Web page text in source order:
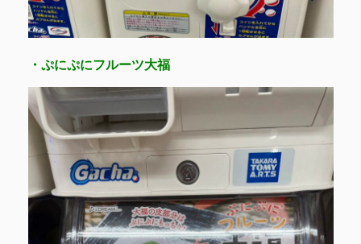
・ぷにぷにフルーツ大福